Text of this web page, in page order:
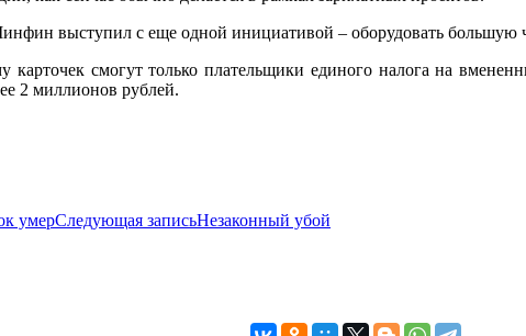
выступил с еще одной инициативой – оборудовать большую
карточек смогут только плательщики единого налога на
2 миллионов рублей.
умерСледующая записьНезаконный убой